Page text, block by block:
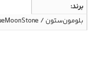
برند
بلومون‌ستون / BlueMoonStone, هندو | HANDO